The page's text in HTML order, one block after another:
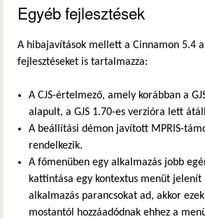
Egyéb fejlesztések
A hibajavítások mellett a Cinnamon 5.4 a
fejlesztéseket is tartalmazza:
A CJS-értelmező, amely korábban a
alapult, a GJS 1.70-es verzióra lett
A beállítási démon javított MPRIS-
rendelkezik.
A főmenüben egy alkalmazás jobb
kattintása egy kontextus menüt jelenít
alkalmazás parancsokat ad, akkor
mostantól hozzáadódnak ehhez a